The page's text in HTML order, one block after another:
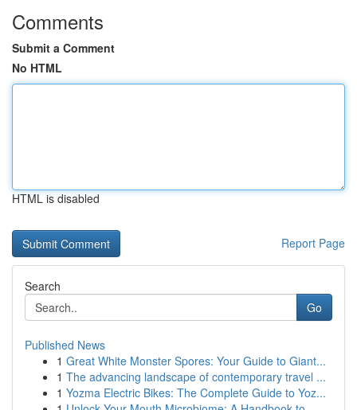
Comments
Submit a Comment
No HTML
HTML is disabled
Report Page
Search
Go
Published News
1 Great White Monster Spores: Your Guide to Giant...
1 The advancing landscape of contemporary travel ...
1 Yozma Electric Bikes: The Complete Guide to Yoz...